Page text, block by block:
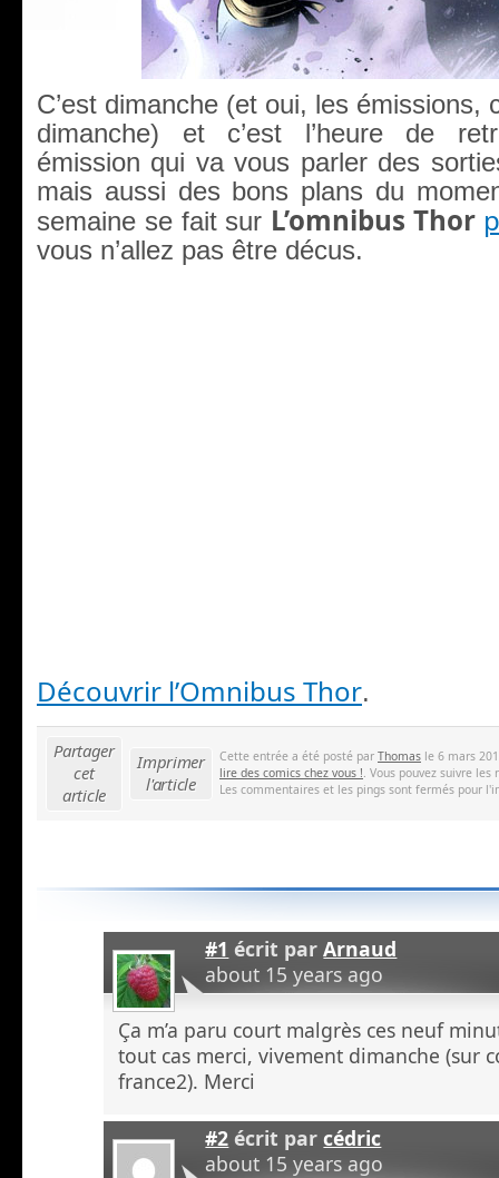
C’est dimanche (et oui, les émissions,
dimanche) et c’est l’heure de
émission qui va vous parler des
mais aussi des bons plans du
semaine se fait sur L’omnibus Thor
vous n’allez pas être décus.
Découvrir l’Omnibus Thor.
Partager
cet
article
Imprimer
l'article
Cette entrée a été posté par Thomas le 6 mars
lire des comics chez vous ! . Vous pouvez suivre
Les commentaires et les pings sont fermés pour
#1 écrit parArnaud
about 15 years ago
Ça m’a paru court malgrès ces neuf
tout cas merci, vivement dimanche (sur
france2). Merci
#2 écrit parcédric
about 15 years ago